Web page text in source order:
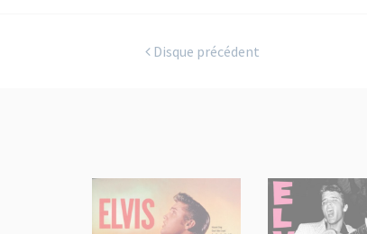
Disque précédent